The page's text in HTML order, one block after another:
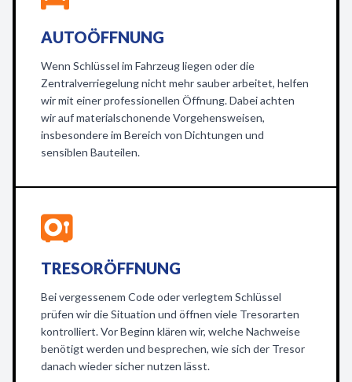
AUTOÖFFNUNG
Wenn Schlüssel im Fahrzeug liegen oder die
Zentralverriegelung nicht mehr sauber arbeitet, helfen
wir mit einer professionellen Öffnung. Dabei achten
wir auf materialschonende Vorgehensweisen,
insbesondere im Bereich von Dichtungen und
sensiblen Bauteilen.
TRESORÖFFNUNG
Bei vergessenem Code oder verlegtem Schlüssel
prüfen wir die Situation und öffnen viele Tresorarten
kontrolliert. Vor Beginn klären wir, welche Nachweise
benötigt werden und besprechen, wie sich der Tresor
danach wieder sicher nutzen lässt.